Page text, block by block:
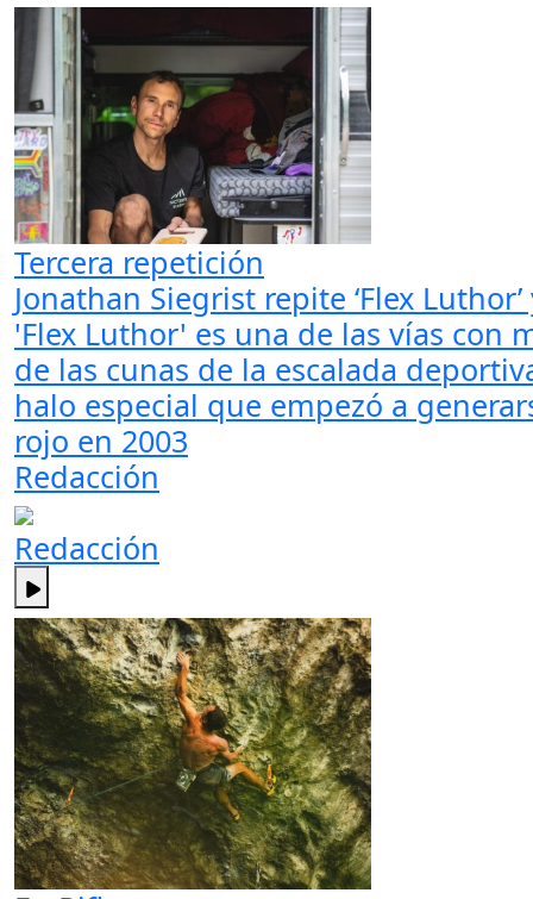
Tercera repetición
Jonathan Siegrist repite ‘Flex
'Flex Luthor' es una de las vías con
de las cunas de la escalada
halo especial que empezó a
rojo en 2003
Redacción
Redacción